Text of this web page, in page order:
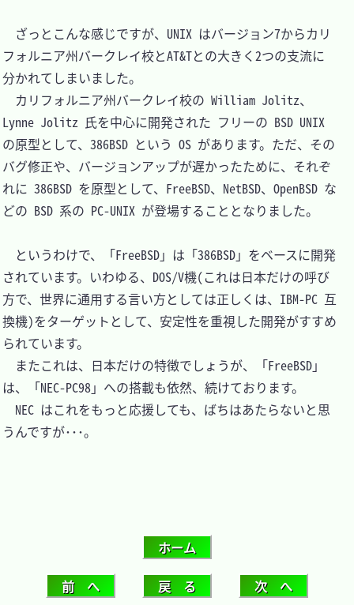
ざっとこんな感じですが、UNIX はバージョン7からカリ
フォルニア州バークレイ校とAT&Tとの大きく2つの支流に
分かれてしまいました。
カリフォルニア州バークレイ校の William Jolitz、
Lynne Jolitz 氏を中心に開発された フリーの BSD UNIX
の原型として、386BSD という OS があります。ただ、その
バグ修正や、バージョンアップが遅かったために、それぞ
れに 386BSD を原型として、FreeBSD、NetBSD、OpenBSD な
どの BSD 系の PC-UNIX が登場することとなりました。
というわけで、「FreeBSD」は「386BSD」をベースに開発
されています。いわゆる、DOS/V機(これは日本だけの呼び
方で、世界に通用する言い方としては正しくは、IBM-PC 互
換機)をターゲットとして、安定性を重視した開発がすすめ
られています。
またこれは、日本だけの特徴でしょうが、「FreeBSD」
は、「NEC-PC98」への搭載も依然、続けております。
NEC はこれをもっと応援しても、ばちはあたらないと思
うんですが･･･。